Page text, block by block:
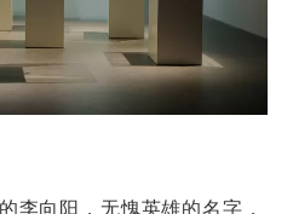
李向阳，无愧英雄的名字，